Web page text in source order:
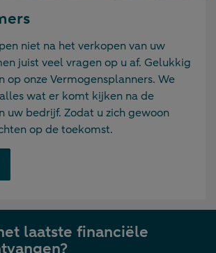
niet na het verkopen van uw
juist veel vragen op u af. Gelukkig
op onze Vermogensplanners. We
wat er komt kijken na de
uw bedrijf. Zodat u zich gewoon
op de toekomst.
laatste financiële